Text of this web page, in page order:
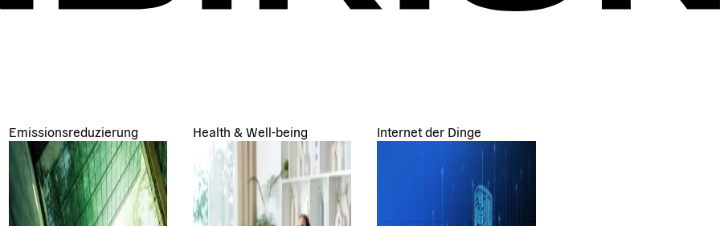
Emissionsreduzierung Health & Well-being Internet der Dinge